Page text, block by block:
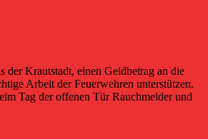
der Krautstadt, einen Geldbetrag an die
Arbeit der Feuerwehren unterstützen.
Tag der offenen Tür Rauchmelder und